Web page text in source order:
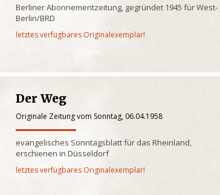
Berliner Abonnementzeitung, gegründet 1945 für West-
Berlin/BRD
letztes verfügbares Originalexemplar!
Der Weg
Originale Zeitung vom Sonntag, 06.04.1958
evangelisches Sonntagsblatt für das Rheinland,
erschienen in Düsseldorf
letztes verfügbares Originalexemplar!